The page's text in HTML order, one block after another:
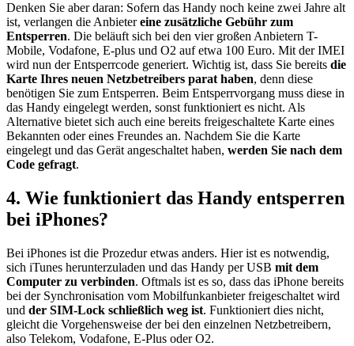
Denken Sie aber daran: Sofern das Handy noch keine zwei Jahre alt
ist, verlangen die Anbietereine zusätzliche Gebühr zum
Entsperren. Die beläuft sich bei den vier großen Anbietern T-
Mobile, Vodafone, E-plus und O2 auf etwa 100 Euro. Mit der IMEI
wird nun der Entsperrcode generiert. Wichtig ist, dass Sie bereits die
Karte Ihres neuen Netzbetreibers parat haben, denn diese
benötigen Sie zum Entsperren. Beim Entsperrvorgang muss diese in
das Handy eingelegt werden, sonst funktioniert es nicht. Als
Alternative bietet sich auch eine bereits freigeschaltete Karte eines
Bekannten oder eines Freundes an. Nachdem Sie die Karte
eingelegt und das Gerät angeschaltet haben, werden Sie nach dem
Code gefragt.
4. Wie funktioniert das Handy entsperren
bei iPhones?
Bei iPhones ist die Prozedur etwas anders. Hier ist es notwendig,
sich iTunes herunterzuladen und das Handy per USB mit dem
Computer zu verbinden. Oftmals ist es so, dass das iPhone bereits
bei der Synchronisation vom Mobilfunkanbieter freigeschaltet wird
und der SIM-Lock schließlich weg ist. Funktioniert dies nicht,
gleicht die Vorgehensweise der bei den einzelnen Netzbetreibern,
also Telekom, Vodafone, E-Plus oder O2.